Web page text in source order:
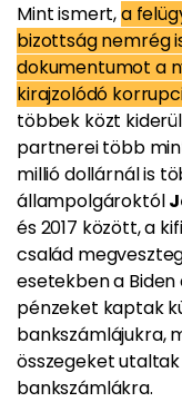
Mint ismert,a
bizottság nemrég
dokumentumot a
kirajzolódó
többek közt
partnerei több
millió dollárnál is
állampolgároktól
és 2017 között, a
család
esetekben a
pénzeket kaptak
bankszámlájukra,
összegeket
bankszámlákra.